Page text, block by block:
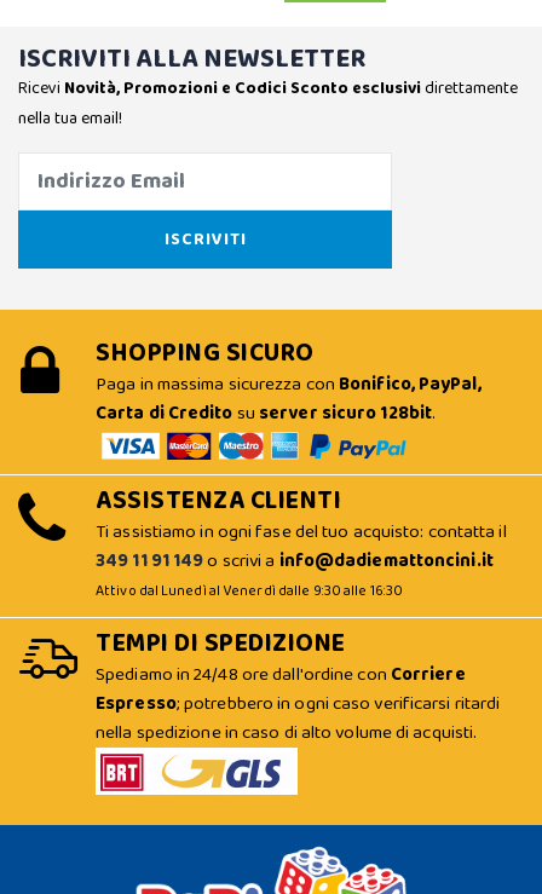
ISCRIVITI ALLA NEWSLETTER
Ricevi Novità, Promozioni e Codici Sconto esclusividirettamente
nella tua email!
SHOPPING SICURO
Paga in massima sicurezza con Bonifico, PayPal,
Carta di Creditosu server sicuro 128bit.
ASSISTENZA CLIENTI
Ti assistiamo in ogni fase del tuo acquisto: contatta il
349 11 91 149o scrivi a info@dadiemattoncini.it
Attivo dal Lunedì al Venerdì dalle 9:30 alle 16:30
TEMPI DI SPEDIZIONE
Spediamo in 24/48 ore dall'ordine con Corriere
Espresso; potrebbero in ogni caso verificarsi ritardi
nella spedizione in caso di alto volume di acquisti.